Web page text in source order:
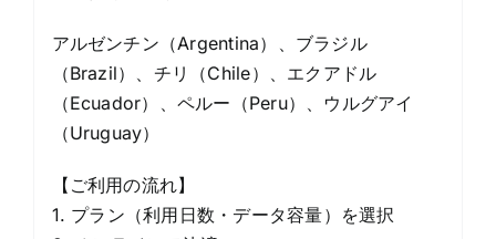
アルゼンチン（Argentina）、ブラジル
（Brazil）、チリ（Chile）、エクアドル
（Ecuador）、ペルー（Peru）、ウルグアイ
（Uruguay）
【ご利用の流れ】
1. プラン（利用日数・データ容量）を選択